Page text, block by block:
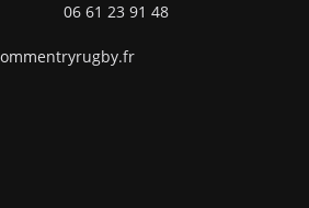
06 61 23 91 48